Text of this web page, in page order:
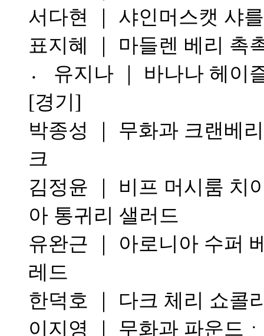
서다현 ｜ 샤인머스캣 샤
표지혜 ｜ 마들렌 베리 촉
유지나 ｜ 바나나 헤이
[경기]
박종성 ｜ 무화과 크랜베
크
김정윤 ｜ 비프 머시룸 치
아 통귀리 샐러드
유완근 ｜ 아로니아 수퍼
레드
한덕호 ｜ 다크 체리 쇼콜
이지영 ｜ 무화과 파운드